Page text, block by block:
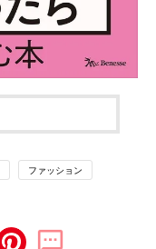
ファッション